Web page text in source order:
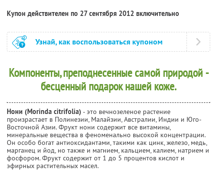
Купон действителен по 27 сентября 2012 включительно
Узнай, как воспользоваться купоном
Компоненты, преподнесенные самой природой -
бесценный подарок нашей коже.
Нони (Morinda citrifolia) - это вечнозеленое растение
произрастает в Полинезии, Малайзии, Австралии, Индии и Юго-
Восточной Азии. Фрукт нони содержит все витамины,
минеральные вещества в феноменально высокой концентрации.
Он особо богат антиоксидантами, такими как цинк, железо, медь,
марганец и йод, но также и магнием, кальцием, калием, натрием и
фосфором. Фрукт содержит от 1 до 5 процентов кислот и
эфирных растительных масел.